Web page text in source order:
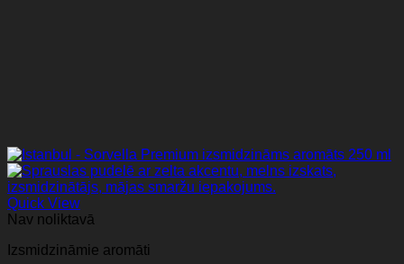
Quick View
Nav noliktavā
Izsmidzināmie aromāti